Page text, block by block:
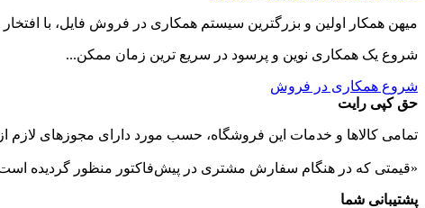
میهن همکار اولین و بزرگترین سیستم همکاری در فروش فایل، با
شروع یک همکاری نوین و پرسود در سریع ترین زمان ممکن...
شروع همکاری در فروش
حق کپی رایت
تمامی كالاها و خدمات اين فروشگاه، حسب مورد دارای مجوزهای لازم
«قیمتی که در هنگام سفارش مشتری در پیش‌­فاکتور منظور گرديده
پشتیبانی شما